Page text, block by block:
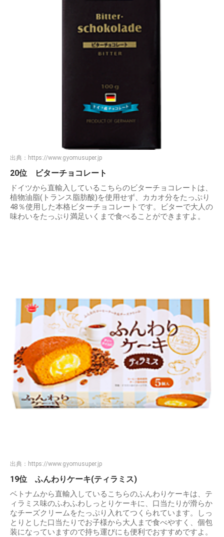
出典： https://www.gyomusuper.jp
20位 ビターチョコレート
ドイツから直輸入しているこちらのビターチョコレートは、
植物油脂(トランス脂肪酸)を使用せず、カカオ分をたっぷり
48％使用した本格ビターチョコレートです。ビターで大人の
味わいをたっぷり満足いくまで食べることができますよ。
出典： https://www.gyomusuper.jp
19位 ふんわりケーキ(ティラミス)
ベトナムから直輸入しているこちらのふんわりケーキは、テ
ィラミス味のふわふわしっとりケーキに、口当たりが滑らか
なチーズクリームをたっぷり入れてつくられています。しっ
とりとした口当たりでお子様から大人まで食べやすく、個包
装になっていますので持ち運びにも便利でおすすめですよ。